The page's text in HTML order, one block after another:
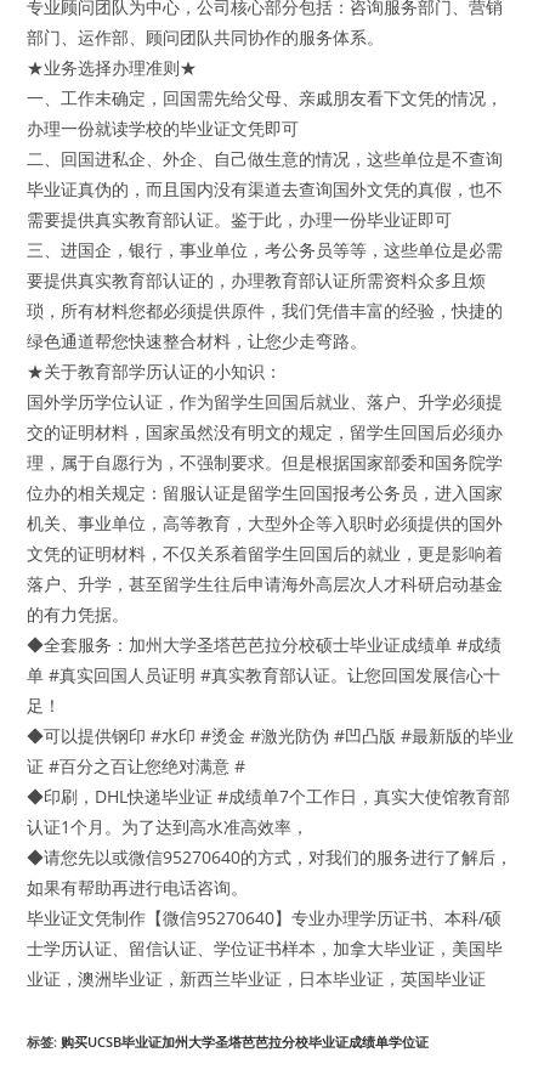
专业顾问团队为中心，公司核心部分包括：咨询服务部门、营销
部门、运作部、顾问团队共同协作的服务体系。
★业务选择办理准则★
一、工作未确定，回国需先给父母、亲戚朋友看下文凭的情况，
办理一份就读学校的毕业证文凭即可
二、回国进私企、外企、自己做生意的情况，这些单位是不查询
毕业证真伪的，而且国内没有渠道去查询国外文凭的真假，也不
需要提供真实教育部认证。鉴于此，办理一份毕业证即可
三、进国企，银行，事业单位，考公务员等等，这些单位是必需
要提供真实教育部认证的，办理教育部认证所需资料众多且烦
琐，所有材料您都必须提供原件，我们凭借丰富的经验，快捷的
绿色通道帮您快速整合材料，让您少走弯路。
★关于教育部学历认证的小知识：
国外学历学位认证，作为留学生回国后就业、落户、升学必须提
交的证明材料，国家虽然没有明文的规定，留学生回国后必须办
理，属于自愿行为，不强制要求。但是根据国家部委和国务院学
位办的相关规定：留服认证是留学生回国报考公务员，进入国家
机关、事业单位，高等教育，大型外企等入职时必须提供的国外
文凭的证明材料，不仅关系着留学生回国后的就业，更是影响着
落户、升学，甚至留学生往后申请海外高层次人才科研启动基金
的有力凭据。
◆全套服务：加州大学圣塔芭芭拉分校硕士毕业证成绩单 #成绩
单 #真实回国人员证明 #真实教育部认证。让您回国发展信心十
足！
◆可以提供钢印 #水印 #烫金 #激光防伪 #凹凸版 #最新版的毕业
证 #百分之百让您绝对满意 #
◆印刷，DHL快递毕业证 #成绩单7个工作日，真实大使馆教育部
认证1个月。为了达到高水准高效率，
◆请您先以或微信95270640的方式，对我们的服务进行了解后，
如果有帮助再进行电话咨询。
毕业证文凭制作【微信95270640】专业办理学历证书、本科/硕
士学历认证、留信认证、学位证书样本，加拿大毕业证，美国毕
业证，澳洲毕业证，新西兰毕业证，日本毕业证，英国毕业证
标签: 购买UCSB毕业证加州大学圣塔芭芭拉分校毕业证成绩单学位证